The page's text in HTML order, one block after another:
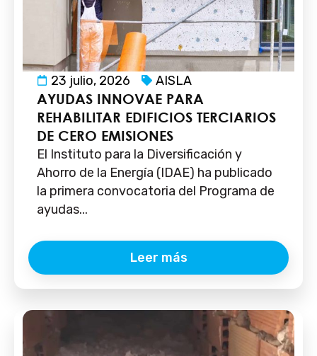
23 julio, 2026 AISLA
AYUDAS INNOVAE PARA
REHABILITAR EDIFICIOS TERCIARIOS
DE CERO EMISIONES
El Instituto para la Diversificación y
Ahorro de la Energía (IDAE) ha publicado
la primera convocatoria del Programa de
ayudas...
Leer más